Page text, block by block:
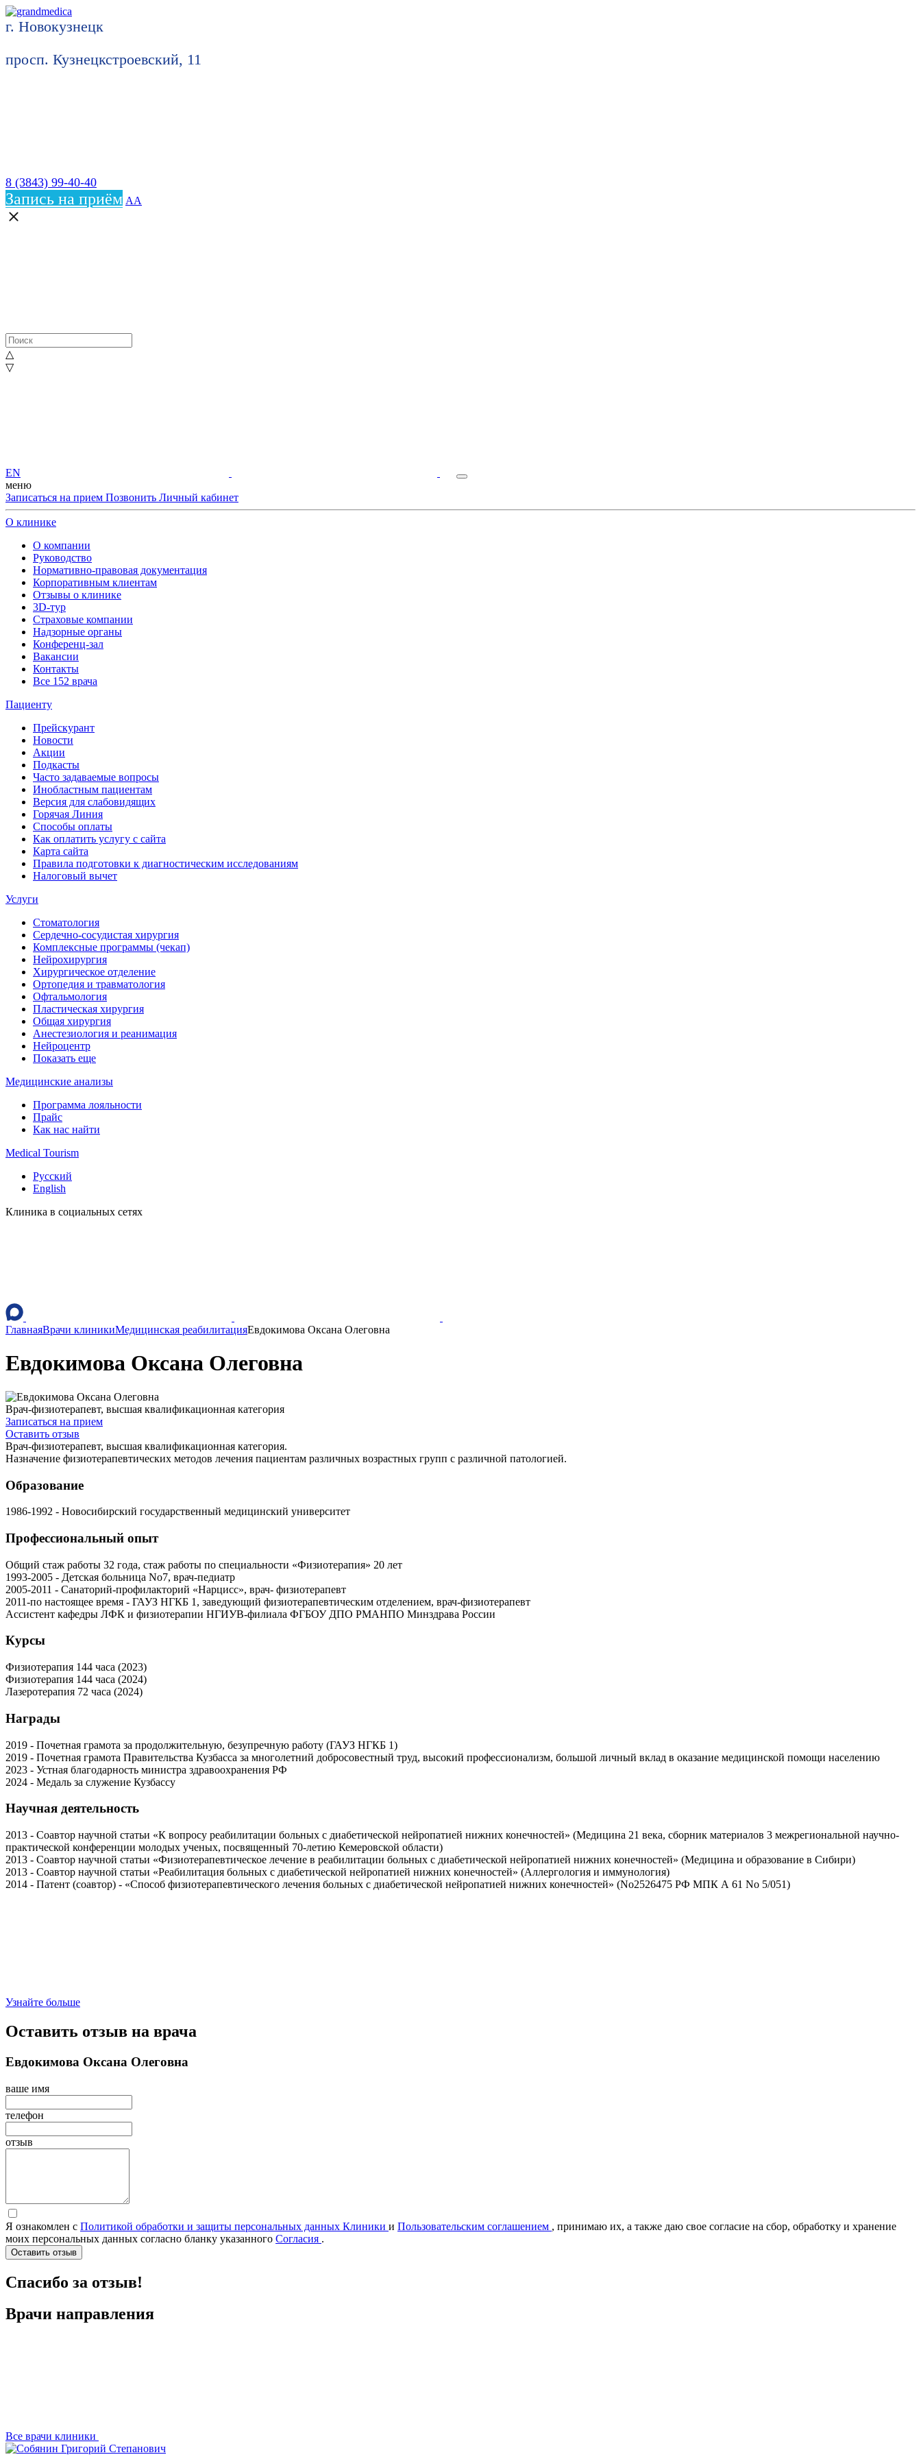
г. Новокузнецк
просп. Кузнецкстроевский, 11
8 (3843) 99-40-40
Запись на приём АА
△
▽
EN
меню
Записаться на прием Позвонить Личный кабинет
О клинике
О компании
Руководство
Нормативно-правовая документация
Корпоративным клиентам
Отзывы о клинике
3D-тур
Страховые компании
Надзорные органы
Конференц-зал
Вакансии
Контакты
Все 152 врача
Пациенту
Прейскурант
Новости
Акции
Подкасты
Часто задаваемые вопросы
Инобластным пациентам
Версия для слабовидящих
Горячая Линия
Способы оплаты
Как оплатить услугу с сайта
Карта сайта
Правила подготовки к диагностическим исследованиям
Налоговый вычет
Услуги
Стоматология
Сердечно-сосудистая хирургия
Комплексные программы (чекап)
Нейрохирургия
Хирургическое отделение
Ортопедия и травматология
Офтальмология
Пластическая хирургия
Общая хирургия
Анестезиология и реанимация
Нейроцентр
Показать еще
Медицинские анализы
Программа лояльности
Прайс
Как нас найти
Medical Tourism
Русский
English
Клиника в социальных сетях
ГлавнаяВрачи клиникиМедицинская реабилитацияЕвдокимова Оксана Олеговна
Евдокимова Оксана Олеговна
Врач-физиотерапевт, высшая квалификационная категория
Записаться на прием
Оставить отзыв
Врач-физиотерапевт, высшая квалификационная категория.
Назначение физиотерапевтических методов лечения пациентам различных возрастных групп с различной патологией.
Образование
1986-1992 - Новосибирский государственный медицинский университет
Профессиональный опыт
Общий стаж работы 32 года, стаж работы по специальности «Физиотерапия» 20 лет
1993-2005 - Детская больница No7, врач-педиатр
2005-2011 - Санаторий-профилакторий «Нарцисс», врач- физиотерапевт
2011-по настоящее время - ГАУЗ НГКБ 1, заведующий физиотерапевтическим отделением, врач-физиотерапевт
Ассистент кафедры ЛФК и физиотерапии НГИУВ-филиала ФГБОУ ДПО РМАНПО Минздрава России
Курсы
Физиотерапия 144 часа (2023)
Физиотерапия 144 часа (2024)
Лазеротерапия 72 часа (2024)
Награды
2019 - Почетная грамота за продолжительную, безупречную работу (ГАУЗ НГКБ 1)
2019 - Почетная грамота Правительства Кузбасса за многолетний добросовестный труд, высокий профессионализм, большой личный вклад в оказание медицинской помощи населению
2023 - Устная благодарность министра здравоохранения РФ
2024 - Медаль за служение Кузбассу
Научная деятельность
2013 - Соавтор научной статьи «К вопросу реабилитации больных с диабетической нейропатией нижних конечностей» (Медицина 21 века, сборник материалов 3 межрегиональной научно-
практической конференции молодых ученых, посвященный 70-летию Кемеровской области)
2013 - Соавтор научной статьи «Физиотерапевтическое лечение в реабилитации больных с диабетической нейропатией нижних конечностей» (Медицина и образование в Сибири)
2013 - Соавтор научной статьи «Реабилитация больных с диабетической нейропатией нижних конечностей» (Аллергология и иммунология)
2014 - Патент (соавтор) - «Способ физиотерапевтического лечения больных с диабетической нейропатией нижних конечностей» (No2526475 РФ МПК А 61 No 5/051)
Узнайте больше
Оставить отзыв на врача
Евдокимова Оксана Олеговна
ваше имя
телефон
отзыв
Я ознакомлен с Политикой обработки и защиты персональных данных Клиники и Пользовательским соглашением , принимаю их, а также даю свое согласие на сбор, обработку и хранение
моих персональных данных согласно бланку указанного Согласия .
Оставить отзыв
Спасибо за отзыв!
Врачи направления
Все врачи клиники